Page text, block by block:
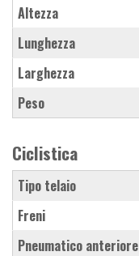
Altezza
Lunghezza
Larghezza
Peso
Ciclistica
Tipo telaio
Freni
Pneumatico anteriore